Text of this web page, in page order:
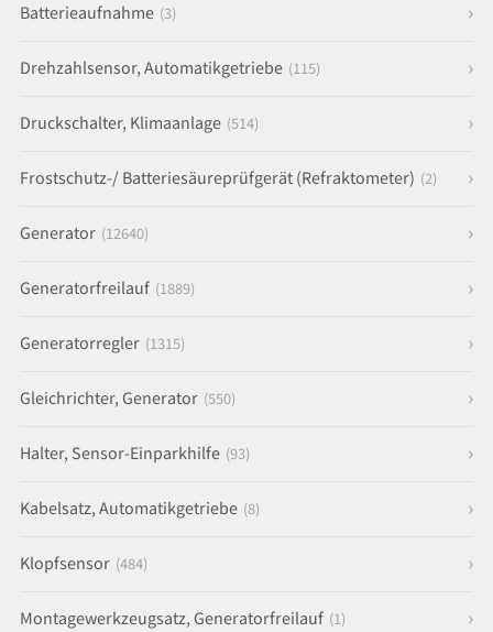
Batterieaufnahme (3)
Drehzahlsensor, Automatikgetriebe (115)
Druckschalter, Klimaanlage (514)
Frostschutz-/ Batteriesäureprüfgerät (Refraktometer) (2)
Generator (12640)
Generatorfreilauf (1889)
Generatorregler (1315)
Gleichrichter, Generator (550)
Halter, Sensor-Einparkhilfe (93)
Kabelsatz, Automatikgetriebe (8)
Klopfsensor (484)
Montagewerkzeugsatz, Generatorfreilauf (1)